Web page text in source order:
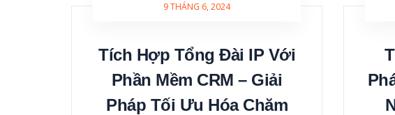
9 THÁNG 6, 2024
Tích Hợp Tổng Đài IP Với
Phần Mềm CRM – Giải
Pháp Tối Ưu Hóa Chăm